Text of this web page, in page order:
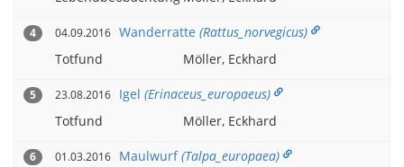
4 04.09.2016 Wanderratte(Rattus_norvegicus)
Totfund
Möller, Eckhard
5 23.08.2016 Igel(Erinaceus_europaeus)
Totfund
Möller, Eckhard
6 01.03.2016 Maulwurf(Talpa_europaea)